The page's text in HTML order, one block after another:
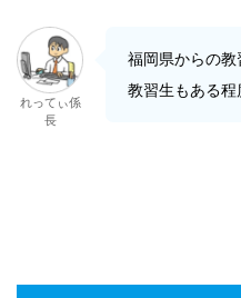
れってぃ係
長
福岡県からの
教習生もある程